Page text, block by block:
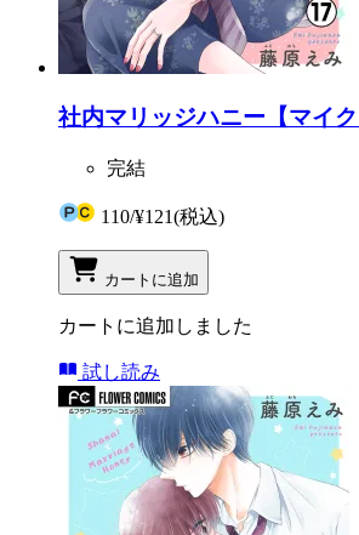
社内マリッジハニー【マイ
完結
110/¥121(税込)
カートに追加
カートに追加しました
試し読み